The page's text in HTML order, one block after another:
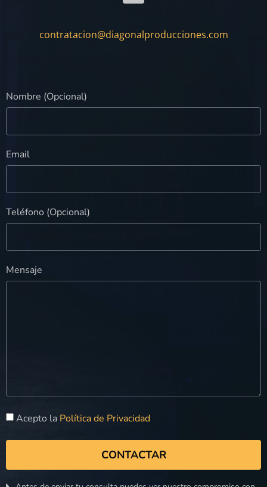
contratacion@diagonalproducciones.com
Nombre (Opcional)
Email
Teléfono (Opcional)
Mensaje
Acepto la Política de Privacidad
CONTACTAR